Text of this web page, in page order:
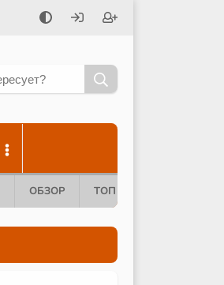
ОБЗОР ТОП 10